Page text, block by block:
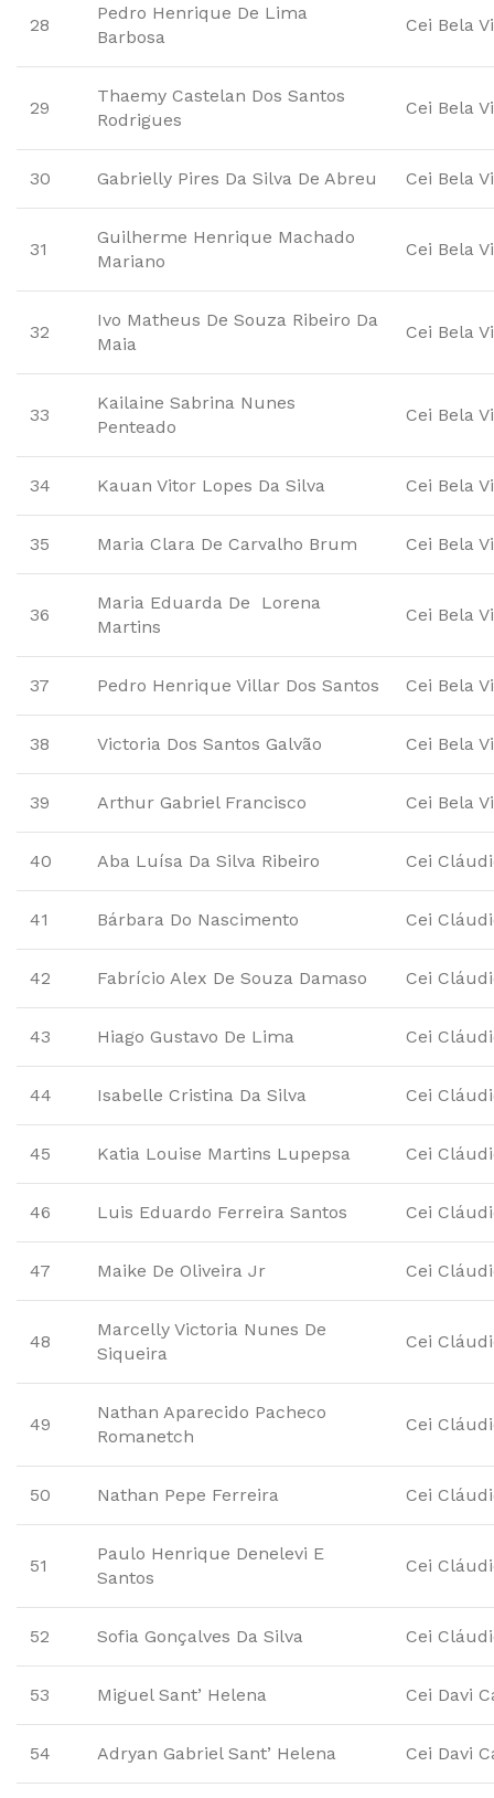
28
Pedro Henrique De Lima
Barbosa
Cei Bela
29
Thaemy Castelan Dos Santos
Rodrigues
Cei Bela
30 Gabrielly Pires Da Silva De Abreu Cei Bela
31
Guilherme Henrique Machado
Mariano
Cei Bela
32
Ivo Matheus De Souza Ribeiro Da
Maia
Cei Bela
33
Kailaine Sabrina Nunes
Penteado
Cei Bela
34 Kauan Vitor Lopes Da Silva Cei Bela
35 Maria Clara De Carvalho Brum Cei Bela
36
Maria Eduarda De Lorena
Martins
Cei Bela
37 Pedro Henrique Villar Dos Santos Cei Bela
38 Victoria Dos Santos Galvão Cei Bela
39 Arthur Gabriel Francisco Cei Bela
40 Aba Luísa Da Silva Ribeiro Cei
41 Bárbara Do Nascimento Cei
42 Fabrício Alex De Souza Damaso Cei
43 Hiago Gustavo De Lima Cei
44 Isabelle Cristina Da Silva Cei
45 Katia Louise Martins Lupepsa Cei
46 Luis Eduardo Ferreira Santos Cei
47 Maike De Oliveira Jr Cei
48
Marcelly Victoria Nunes De
Siqueira
Cei
49
Nathan Aparecido Pacheco
Romanetch
Cei
50 Nathan Pepe Ferreira Cei
51
Paulo Henrique Denelevi E
Santos
Cei
52 Sofia Gonçalves Da Silva Cei
53 Miguel Sant’ Helena Cei Davi
54 Adryan Gabriel Sant’ Helena Cei Davi